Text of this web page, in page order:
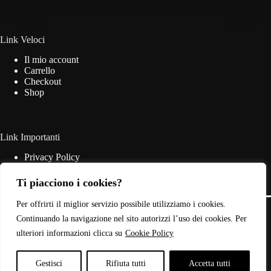
Ti piacciono i cookies?
Per offrirti il miglior servizio possibile utilizziamo i cookies.
Continuando la navigazione nel sito autorizzi l’uso dei cookies. Per
ulteriori informazioni clicca su Cookie Policy
Gestisci Rifiuta tutti Accetta tutti
pagina
prodotto
Link Veloci
Il mio account
Carrello
Checkout
Shop
Link Importanti
Privacy Policy
Termini & Condizioni
Contatti
© 2026 - Web Powered byDylog Italia S.p.A.